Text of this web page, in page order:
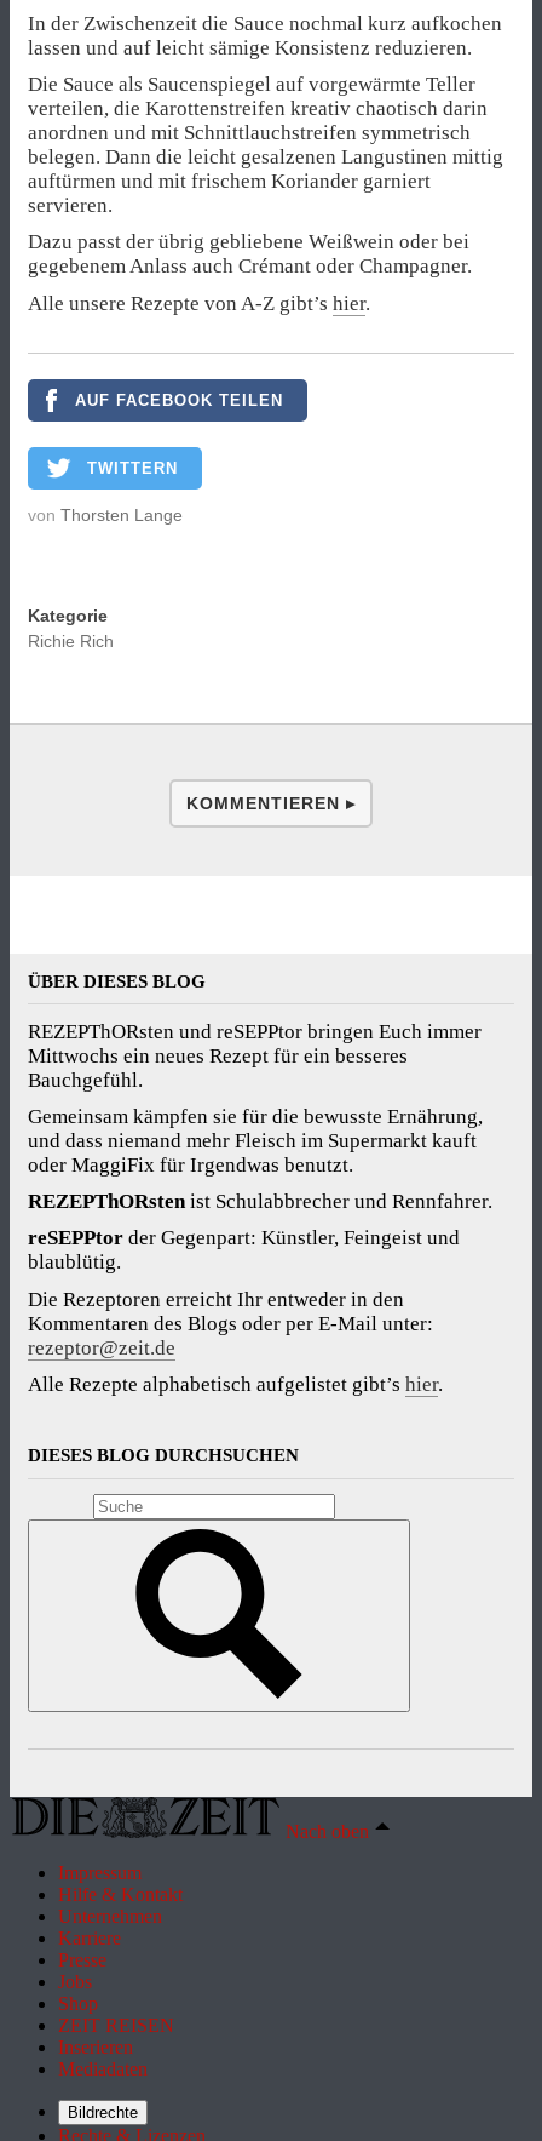
In der Zwischenzeit die Sauce nochmal kurz aufkochen
lassen und auf leicht sämige Konsistenz reduzieren.
Die Sauce als Saucenspiegel auf vorgewärmte Teller
verteilen, die Karottenstreifen kreativ chaotisch darin
anordnen und mit Schnittlauchstreifen symmetrisch
belegen. Dann die leicht gesalzenen Langustinen mittig
auftürmen und mit frischem Koriander garniert
servieren.
Dazu passt der übrig gebliebene Weißwein oder bei
gegebenem Anlass auch Crémant oder Champagner.
Alle unsere Rezepte von A-Z gibt’s hier.
AUF FACEBOOK TEILEN
TWITTERN
von Thorsten Lange
Kategorie
Richie Rich
KOMMENTIEREN ▸
ÜBER DIESES BLOG
REZEPThORsten und reSEPPtor bringen Euch immer
Mittwochs ein neues Rezept für ein besseres
Bauchgefühl.
Gemeinsam kämpfen sie für die bewusste Ernährung,
und dass niemand mehr Fleisch im Supermarkt kauft
oder MaggiFix für Irgendwas benutzt.
REZEPThORstenist Schulabbrecher und Rennfahrer.
reSEPPtor der Gegenpart: Künstler, Feingeist und
blaublütig.
Die Rezeptoren erreicht Ihr entweder in den
Kommentaren des Blogs oder per E-Mail unter:
rezeptor@zeit.de
Alle Rezepte alphabetisch aufgelistet gibt’s hier.
DIESES BLOG DURCHSUCHEN
Nach oben
Impressum
Hilfe & Kontakt
Unternehmen
Karriere
Presse
Jobs
Shop
ZEIT REISEN
Inserieren
Mediadaten
Bildrechte
Rechte & Lizenzen